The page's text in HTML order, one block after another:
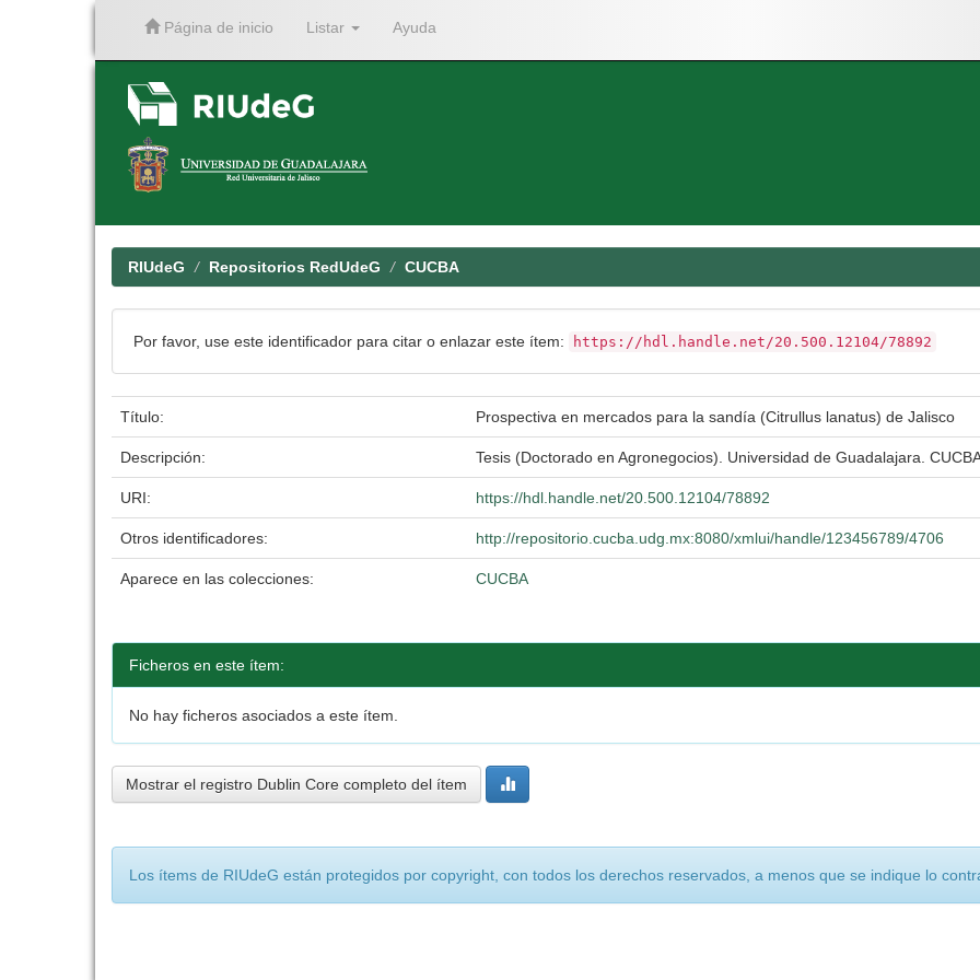
Página de inicio Listar Ayuda
RIUdeG Repositorios RedUdeG CUCBA
Por favor, use este identificador para citar o enlazar este ítem: https://hdl.handle.net/20.500.12104/78892
Título: Prospectiva en mercados para la sandía (Citrullus lanatus) de Jalisco
Descripción: Tesis (Doctorado en Agronegocios). Universidad de Guadalajara.
URI: https://hdl.handle.net/20.500.12104/78892
Otros identificadores: http://repositorio.cucba.udg.mx:8080/xmlui/handle/123456789/4706
Aparece en las colecciones: CUCBA
Ficheros en este ítem:
No hay ficheros asociados a este ítem.
Mostrar el registro Dublin Core completo del ítem
Los ítems de RIUdeG están protegidos por copyright, con todos los derechos reservados, a menos que se indique lo